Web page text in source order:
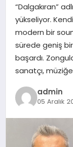
SIYASET
SPOR
TEKNOLOJI
YAŞAM
“Dalgakıran”
yükseliyor.
modern bir
sürede geniş
başardı.
sanatçı,
admin
05 Aralık